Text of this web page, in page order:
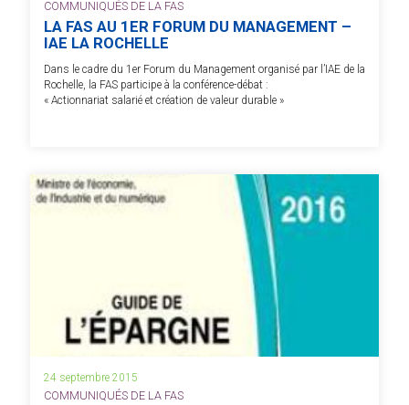
COMMUNIQUÉS DE LA FAS
LA FAS AU 1ER FORUM DU MANAGEMENT –
IAE LA ROCHELLE
Dans le cadre du 1er Forum du Management organisé par l’IAE de la
Rochelle, la FAS participe à la conférence-débat :
« Actionnariat salarié et création de valeur durable »
24 septembre 2015
COMMUNIQUÉS DE LA FAS